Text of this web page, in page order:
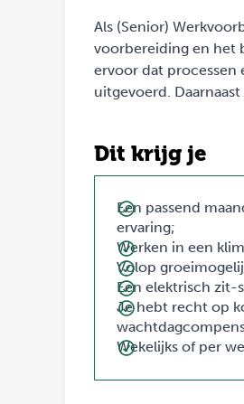
Als (Senior)
voorbereiding en het
ervoor dat
uitgevoerd.
Dit krijg je
Een passend
ervaring;
Werken in een
Volop
Een elektrisch zit-
Je hebt recht op
Wekelijks of per